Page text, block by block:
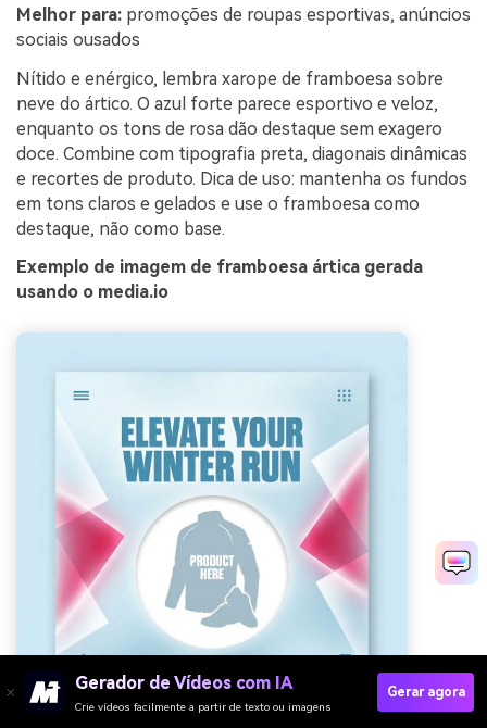
Melhor para: promoções de roupas esportivas, anúncios
sociais ousados
Nítido e enérgico, lembra xarope de framboesa sobre
neve do ártico. O azul forte parece esportivo e veloz,
enquanto os tons de rosa dão destaque sem exagero
doce. Combine com tipografia preta, diagonais dinâmicas
e recortes de produto. Dica de uso: mantenha os fundos
em tons claros e gelados e use o framboesa como
destaque, não como base.
Exemplo de imagem de framboesa ártica gerada
usando o media.io
Gerador de Vídeos com IA
Crie vídeos facilmente a partir de texto ou imagens
Gerar agora